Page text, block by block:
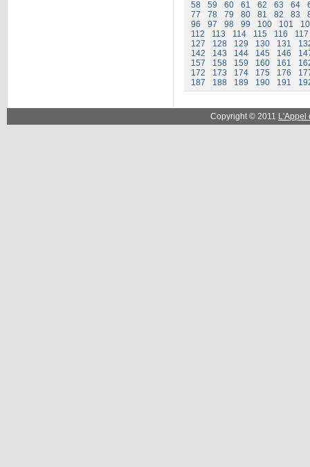
58
59 60 61 62 63 64
77
78 79 80 81 82 83
96
97 98 99 100 101
112
113 114 115 116
117
127
128 129 130 131
142
143 144 145 146
157
158 159 160 161
172
173 174 175 176
187
188 189 190 191
Copyright © 2011 L'Appel